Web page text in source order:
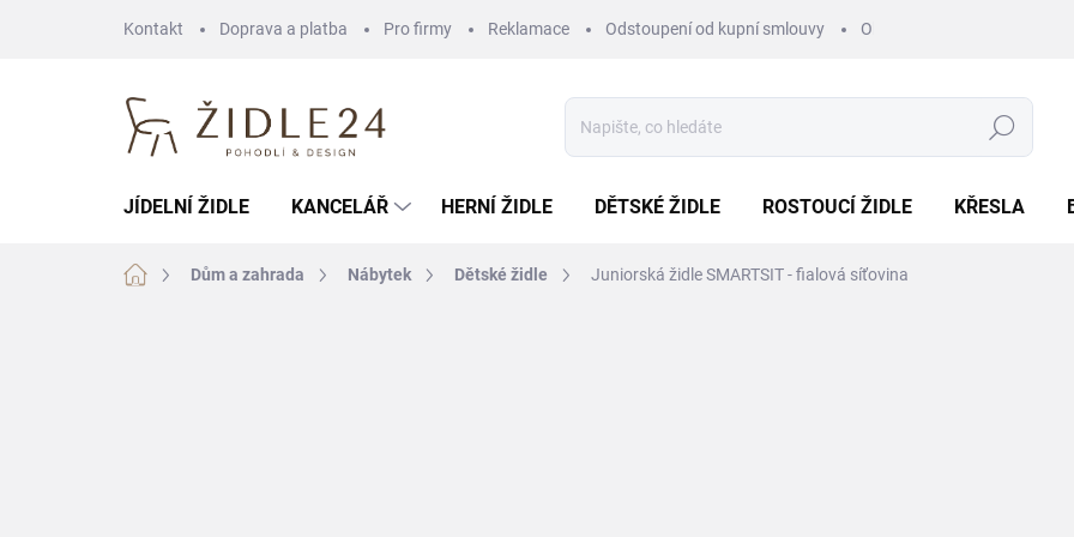
Kontakt Doprava a platba Pro firmy Reklamace Odstoupení od kupní smlouvy Obchodní podmínky
Hledat
JÍDELNÍ ŽIDLE KANCELÁŘ HERNÍ ŽIDLE DĚTSKÉ ŽIDLE ROSTOUCÍ ŽIDLE KŘESLA
Domů Dům a zahrada Nábytek Dětské židle Juniorská židle SMARTSIT - fialová síťovina